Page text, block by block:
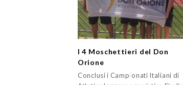
I 4 Moschettieri del Don
Orione
Conclusi i Campionati Italiani di